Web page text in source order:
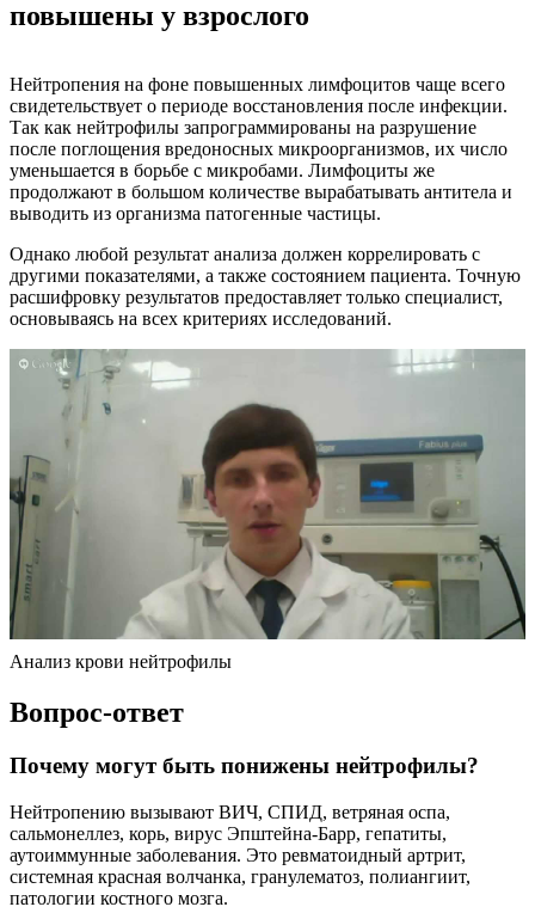
повышены у взрослого
Нейтропения на фоне повышенных лимфоцитов чаще всего
свидетельствует о периоде восстановления после инфекции.
Так как нейтрофилы запрограммированы на разрушение
после поглощения вредоносных микроорганизмов, их число
уменьшается в борьбе с микробами. Лимфоциты же
продолжают в большом количестве вырабатывать антитела и
выводить из организма патогенные частицы.
Однако любой результат анализа должен коррелировать с
другими показателями, а также состоянием пациента. Точную
расшифровку результатов предоставляет только специалист,
основываясь на всех критериях исследований.
Анализ крови нейтрофилы
Вопрос-ответ
Почему могут быть понижены нейтрофилы?
Нейтропению вызывают ВИЧ, СПИД, ветряная оспа,
сальмонеллез, корь, вирус Эпштейна-Барр, гепатиты,
аутоиммунные заболевания. Это ревматоидный артрит,
системная красная волчанка, гранулематоз, полиангиит,
патологии костного мозга.